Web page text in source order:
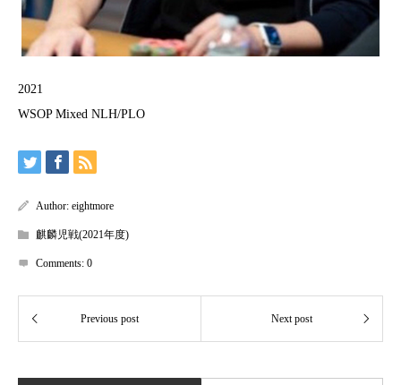
2021
WSOP Mixed NLH/PLO
Author: eightmore
麒麟児戦(2021年度)
Comments: 0